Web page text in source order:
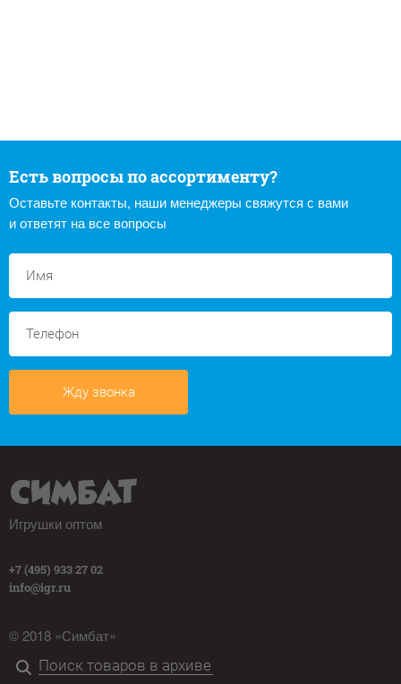
Есть вопросы по ассортименту?
Оставьте контакты, наши менеджеры свяжутся с вами
и ответят на все вопросы
Жду звонка
Игрушки оптом
+7 (495) 933 27 02
info@igr.ru
© 2018 «Симбат»